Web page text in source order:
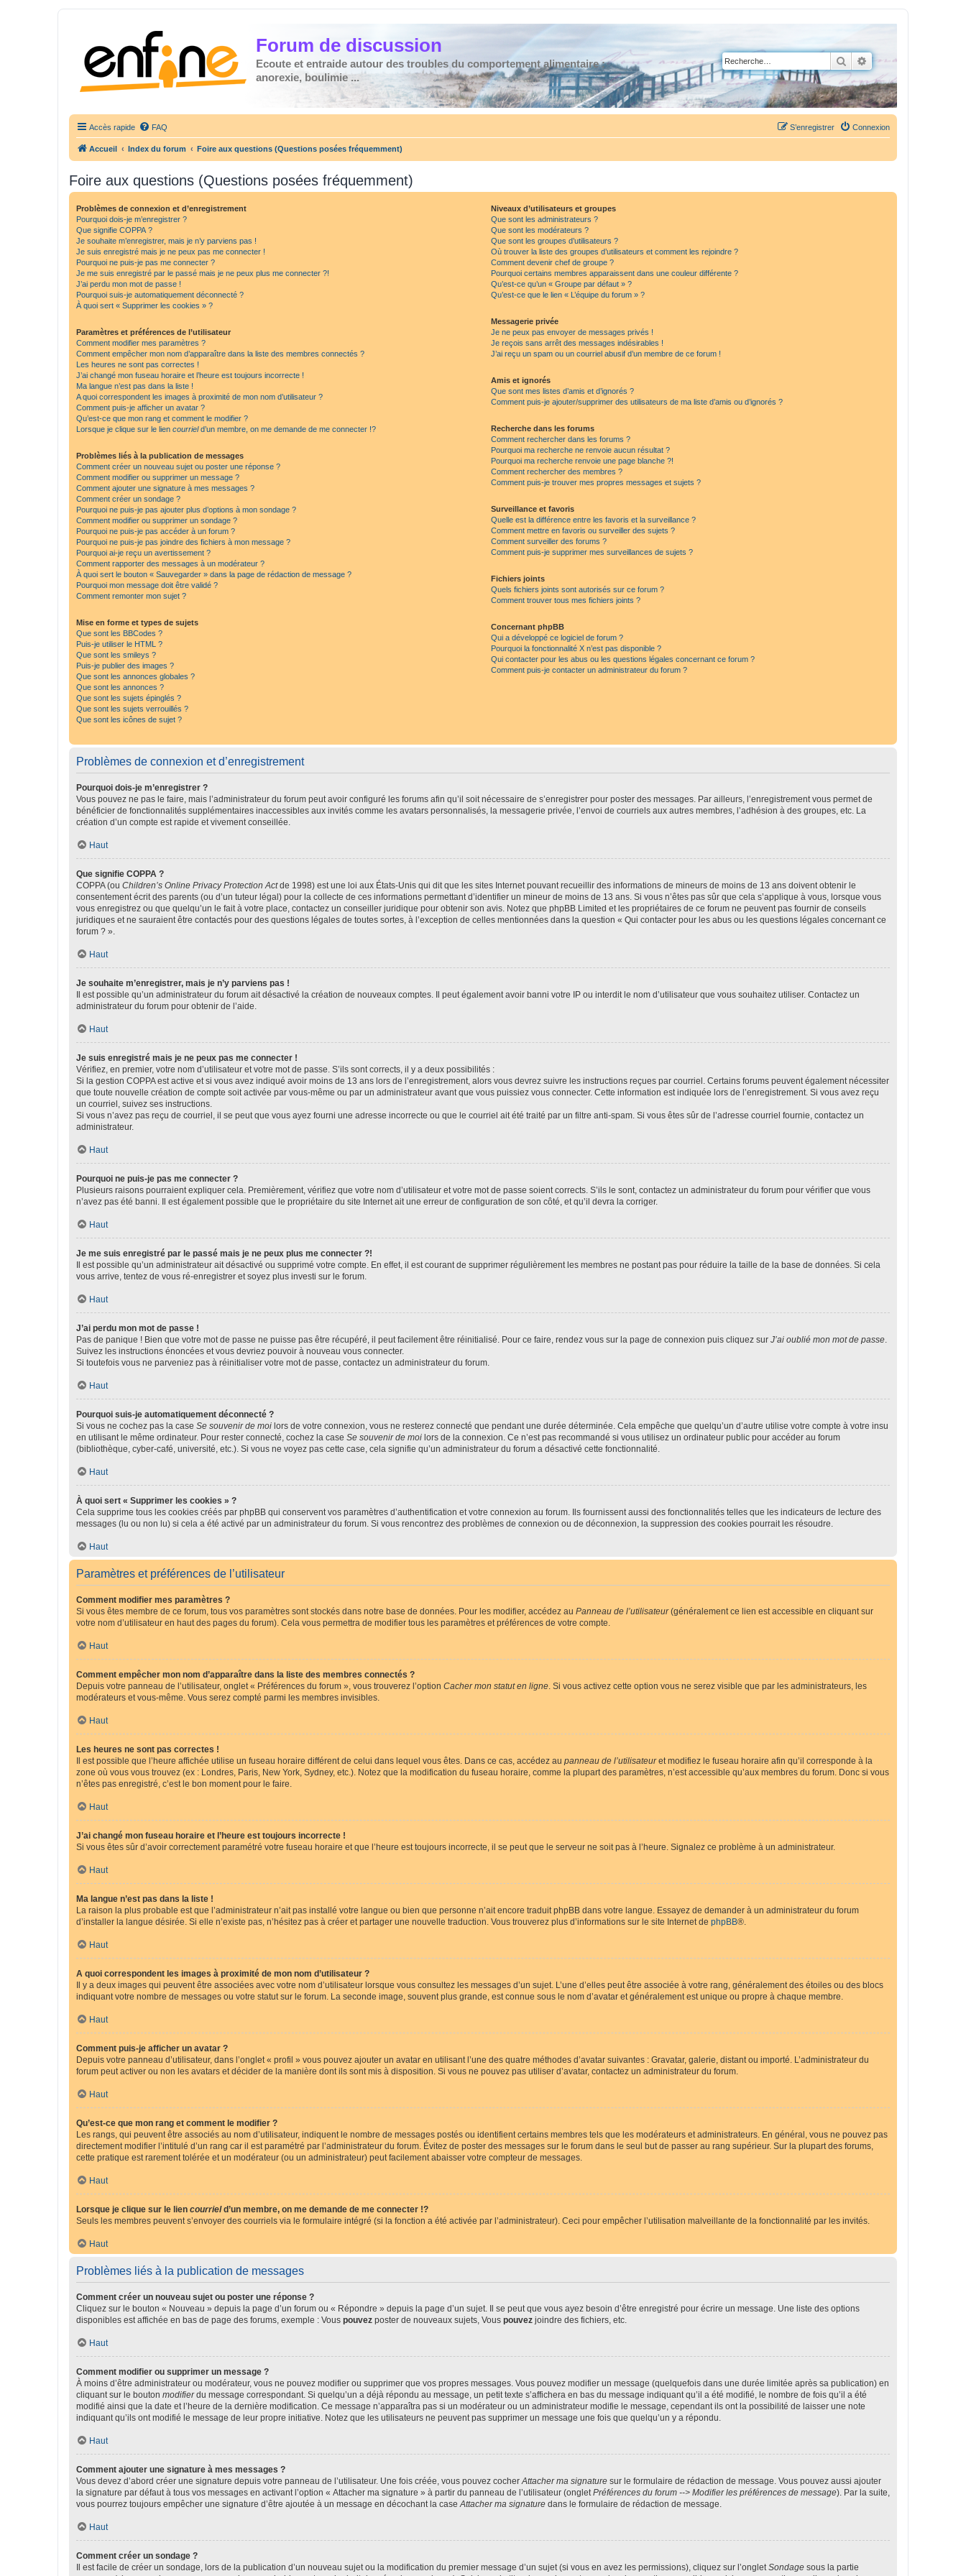
Forum de discussion
Ecoute et entraide autour des troubles du comportement alimentaire :
anorexie, boulimie ...
Rechercher
Recherche avancée
Accès rapide FAQ Connexion
S’enregistrer
Accueil Index du forum Foire aux questions (Questions posées fréquemment)
Foire aux questions (Questions posées fréquemment)
Problèmes de connexion et d’enregistrement
Pourquoi dois-je m’enregistrer ?
Que signifie COPPA ?
Je souhaite m’enregistrer, mais je n’y parviens pas !
Je suis enregistré mais je ne peux pas me connecter !
Pourquoi ne puis-je pas me connecter ?
Je me suis enregistré par le passé mais je ne peux plus me connecter ?!
J’ai perdu mon mot de passe !
Pourquoi suis-je automatiquement déconnecté ?
À quoi sert « Supprimer les cookies » ?
Paramètres et préférences de l’utilisateur
Comment modifier mes paramètres ?
Comment empêcher mon nom d’apparaître dans la liste des membres connectés ?
Les heures ne sont pas correctes !
J’ai changé mon fuseau horaire et l’heure est toujours incorrecte !
Ma langue n’est pas dans la liste !
A quoi correspondent les images à proximité de mon nom d’utilisateur ?
Comment puis-je afficher un avatar ?
Qu’est-ce que mon rang et comment le modifier ?
Lorsque je clique sur le lien courrield’un membre, on me demande de me connecter !?
Problèmes liés à la publication de messages
Comment créer un nouveau sujet ou poster une réponse ?
Comment modifier ou supprimer un message ?
Comment ajouter une signature à mes messages ?
Comment créer un sondage ?
Pourquoi ne puis-je pas ajouter plus d’options à mon sondage ?
Comment modifier ou supprimer un sondage ?
Pourquoi ne puis-je pas accéder à un forum ?
Pourquoi ne puis-je pas joindre des fichiers à mon message ?
Pourquoi ai-je reçu un avertissement ?
Comment rapporter des messages à un modérateur ?
À quoi sert le bouton « Sauvegarder » dans la page de rédaction de message ?
Pourquoi mon message doit être validé ?
Comment remonter mon sujet ?
Mise en forme et types de sujets
Que sont les BBCodes ?
Puis-je utiliser le HTML ?
Que sont les smileys ?
Puis-je publier des images ?
Que sont les annonces globales ?
Que sont les annonces ?
Que sont les sujets épinglés ?
Que sont les sujets verrouillés ?
Que sont les icônes de sujet ?
Niveaux d’utilisateurs et groupes
Que sont les administrateurs ?
Que sont les modérateurs ?
Que sont les groupes d’utilisateurs ?
Où trouver la liste des groupes d’utilisateurs et comment les rejoindre ?
Comment devenir chef de groupe ?
Pourquoi certains membres apparaissent dans une couleur différente ?
Qu’est-ce qu’un « Groupe par défaut » ?
Qu’est-ce que le lien « L’équipe du forum » ?
Messagerie privée
Je ne peux pas envoyer de messages privés !
Je reçois sans arrêt des messages indésirables !
J’ai reçu un spam ou un courriel abusif d’un membre de ce forum !
Amis et ignorés
Que sont mes listes d’amis et d’ignorés ?
Comment puis-je ajouter/supprimer des utilisateurs de ma liste d’amis ou d’ignorés ?
Recherche dans les forums
Comment rechercher dans les forums ?
Pourquoi ma recherche ne renvoie aucun résultat ?
Pourquoi ma recherche renvoie une page blanche ?!
Comment rechercher des membres ?
Comment puis-je trouver mes propres messages et sujets ?
Surveillance et favoris
Quelle est la différence entre les favoris et la surveillance ?
Comment mettre en favoris ou surveiller des sujets ?
Comment surveiller des forums ?
Comment puis-je supprimer mes surveillances de sujets ?
Fichiers joints
Quels fichiers joints sont autorisés sur ce forum ?
Comment trouver tous mes fichiers joints ?
Concernant phpBB
Qui a développé ce logiciel de forum ?
Pourquoi la fonctionnalité X n’est pas disponible ?
Qui contacter pour les abus ou les questions légales concernant ce forum ?
Comment puis-je contacter un administrateur du forum ?
Problèmes de connexion et d’enregistrement
Pourquoi dois-je m’enregistrer ?
Vous pouvez ne pas le faire, mais l’administrateur du forum peut avoir configuré les forums afin qu’il soit nécessaire de s’enregistrer pour poster des messages. Par ailleurs, l’enregistrement vous permet de
bénéficier de fonctionnalités supplémentaires inaccessibles aux invités comme les avatars personnalisés, la messagerie privée, l’envoi de courriels aux autres membres, l’adhésion à des groupes, etc. La
création d’un compte est rapide et vivement conseillée.
Haut
Que signifie COPPA ?
COPPA (ou Children’s Online Privacy Protection Actde 1998) est une loi aux États-Unis qui dit que les sites Internet pouvant recueillir des informations de mineurs de moins de 13 ans doivent obtenir le
consentement écrit des parents (ou d’un tuteur légal) pour la collecte de ces informations permettant d’identifier un mineur de moins de 13 ans. Si vous n’êtes pas sûr que cela s’applique à vous, lorsque vous
vous enregistrez ou que quelqu’un le fait à votre place, contactez un conseiller juridique pour obtenir son avis. Notez que phpBB Limited et les propriétaires de ce forum ne peuvent pas fournir de conseils
juridiques et ne sauraient être contactés pour des questions légales de toutes sortes, à l’exception de celles mentionnées dans la question « Qui contacter pour les abus ou les questions légales concernant ce
forum ? ».
Haut
Je souhaite m’enregistrer, mais je n’y parviens pas !
Il est possible qu’un administrateur du forum ait désactivé la création de nouveaux comptes. Il peut également avoir banni votre IP ou interdit le nom d’utilisateur que vous souhaitez utiliser. Contactez un
administrateur du forum pour obtenir de l’aide.
Haut
Je suis enregistré mais je ne peux pas me connecter !
Vérifiez, en premier, votre nom d’utilisateur et votre mot de passe. S’ils sont corrects, il y a deux possibilités :
Si la gestion COPPA est active et si vous avez indiqué avoir moins de 13 ans lors de l’enregistrement, alors vous devrez suivre les instructions reçues par courriel. Certains forums peuvent également nécessiter
que toute nouvelle création de compte soit activée par vous-même ou par un administrateur avant que vous puissiez vous connecter. Cette information est indiquée lors de l’enregistrement. Si vous avez reçu
un courriel, suivez ses instructions.
Si vous n’avez pas reçu de courriel, il se peut que vous ayez fourni une adresse incorrecte ou que le courriel ait été traité par un filtre anti-spam. Si vous êtes sûr de l’adresse courriel fournie, contactez un
administrateur.
Haut
Pourquoi ne puis-je pas me connecter ?
Plusieurs raisons pourraient expliquer cela. Premièrement, vérifiez que votre nom d’utilisateur et votre mot de passe soient corrects. S’ils le sont, contactez un administrateur du forum pour vérifier que vous
n’avez pas été banni. Il est également possible que le propriétaire du site Internet ait une erreur de configuration de son côté, et qu’il devra la corriger.
Haut
Je me suis enregistré par le passé mais je ne peux plus me connecter ?!
Il est possible qu’un administrateur ait désactivé ou supprimé votre compte. En effet, il est courant de supprimer régulièrement les membres ne postant pas pour réduire la taille de la base de données. Si cela
vous arrive, tentez de vous ré-enregistrer et soyez plus investi sur le forum.
Haut
J’ai perdu mon mot de passe !
Pas de panique ! Bien que votre mot de passe ne puisse pas être récupéré, il peut facilement être réinitialisé. Pour ce faire, rendez vous sur la page de connexion puis cliquez sur J’ai oublié mon mot de passe.
Suivez les instructions énoncées et vous devriez pouvoir à nouveau vous connecter.
Si toutefois vous ne parveniez pas à réinitialiser votre mot de passe, contactez un administrateur du forum.
Haut
Pourquoi suis-je automatiquement déconnecté ?
Si vous ne cochez pas la case Se souvenir de moi lors de votre connexion, vous ne resterez connecté que pendant une durée déterminée. Cela empêche que quelqu’un d’autre utilise votre compte à votre insu
en utilisant le même ordinateur. Pour rester connecté, cochez la case Se souvenir de moi lors de la connexion. Ce n’est pas recommandé si vous utilisez un ordinateur public pour accéder au forum
(bibliothèque, cyber-café, université, etc.). Si vous ne voyez pas cette case, cela signifie qu’un administrateur du forum a désactivé cette fonctionnalité.
Haut
À quoi sert « Supprimer les cookies » ?
Cela supprime tous les cookies créés par phpBB qui conservent vos paramètres d’authentification et votre connexion au forum. Ils fournissent aussi des fonctionnalités telles que les indicateurs de lecture des
messages (lu ou non lu) si cela a été activé par un administrateur du forum. Si vous rencontrez des problèmes de connexion ou de déconnexion, la suppression des cookies pourrait les résoudre.
Haut
Paramètres et préférences de l’utilisateur
Comment modifier mes paramètres ?
Si vous êtes membre de ce forum, tous vos paramètres sont stockés dans notre base de données. Pour les modifier, accédez au Panneau de l’utilisateur(généralement ce lien est accessible en cliquant sur
votre nom d’utilisateur en haut des pages du forum). Cela vous permettra de modifier tous les paramètres et préférences de votre compte.
Haut
Comment empêcher mon nom d’apparaître dans la liste des membres connectés ?
Depuis votre panneau de l’utilisateur, onglet « Préférences du forum », vous trouverez l’option Cacher mon statut en ligne. Si vous activez cette option vous ne serez visible que par les administrateurs, les
modérateurs et vous-même. Vous serez compté parmi les membres invisibles.
Haut
Les heures ne sont pas correctes !
Il est possible que l’heure affichée utilise un fuseau horaire différent de celui dans lequel vous êtes. Dans ce cas, accédez au panneau de l’utilisateuret modifiez le fuseau horaire afin qu’il corresponde à la
zone où vous vous trouvez (ex : Londres, Paris, New York, Sydney, etc.). Notez que la modification du fuseau horaire, comme la plupart des paramètres, n’est accessible qu’aux membres du forum. Donc si vous
n’êtes pas enregistré, c’est le bon moment pour le faire.
Haut
J’ai changé mon fuseau horaire et l’heure est toujours incorrecte !
Si vous êtes sûr d’avoir correctement paramétré votre fuseau horaire et que l’heure est toujours incorrecte, il se peut que le serveur ne soit pas à l’heure. Signalez ce problème à un administrateur.
Haut
Ma langue n’est pas dans la liste !
La raison la plus probable est que l’administrateur n’ait pas installé votre langue ou bien que personne n’ait encore traduit phpBB dans votre langue. Essayez de demander à un administrateur du forum
d’installer la langue désirée. Si elle n’existe pas, n’hésitez pas à créer et partager une nouvelle traduction. Vous trouverez plus d’informations sur le site Internet de phpBB®.
Haut
A quoi correspondent les images à proximité de mon nom d’utilisateur ?
Il y a deux images qui peuvent être associées avec votre nom d’utilisateur lorsque vous consultez les messages d’un sujet. L’une d’elles peut être associée à votre rang, généralement des étoiles ou des blocs
indiquant votre nombre de messages ou votre statut sur le forum. La seconde image, souvent plus grande, est connue sous le nom d’avatar et généralement est unique ou propre à chaque membre.
Haut
Comment puis-je afficher un avatar ?
Depuis votre panneau d’utilisateur, dans l’onglet « profil » vous pouvez ajouter un avatar en utilisant l’une des quatre méthodes d’avatar suivantes : Gravatar, galerie, distant ou importé. L’administrateur du
forum peut activer ou non les avatars et décider de la manière dont ils sont mis à disposition. Si vous ne pouvez pas utiliser d’avatar, contactez un administrateur du forum.
Haut
Qu’est-ce que mon rang et comment le modifier ?
Les rangs, qui peuvent être associés au nom d’utilisateur, indiquent le nombre de messages postés ou identifient certains membres tels que les modérateurs et administrateurs. En général, vous ne pouvez pas
directement modifier l’intitulé d’un rang car il est paramétré par l’administrateur du forum. Évitez de poster des messages sur le forum dans le seul but de passer au rang supérieur. Sur la plupart des forums,
cette pratique est rarement tolérée et un modérateur (ou un administrateur) peut facilement abaisser votre compteur de messages.
Haut
Lorsque je clique sur le lien courrield’un membre, on me demande de me connecter !?
Seuls les membres peuvent s’envoyer des courriels via le formulaire intégré (si la fonction a été activée par l’administrateur). Ceci pour empêcher l’utilisation malveillante de la fonctionnalité par les invités.
Haut
Problèmes liés à la publication de messages
Comment créer un nouveau sujet ou poster une réponse ?
Cliquez sur le bouton « Nouveau » depuis la page d’un forum ou « Répondre » depuis la page d’un sujet. Il se peut que vous ayez besoin d’être enregistré pour écrire un message. Une liste des options
disponibles est affichée en bas de page des forums, exemple : Vous pouvez poster de nouveaux sujets, Vous pouvez joindre des fichiers, etc.
Haut
Comment modifier ou supprimer un message ?
À moins d’être administrateur ou modérateur, vous ne pouvez modifier ou supprimer que vos propres messages. Vous pouvez modifier un message (quelquefois dans une durée limitée après sa publication) en
cliquant sur le bouton modifierdu message correspondant. Si quelqu’un a déjà répondu au message, un petit texte s’affichera en bas du message indiquant qu’il a été modifié, le nombre de fois qu’il a été
modifié ainsi que la date et l’heure de la dernière modification. Ce message n’apparaîtra pas si un modérateur ou un administrateur modifie le message, cependant ils ont la possibilité de laisser une note
indiquant qu’ils ont modifié le message de leur propre initiative. Notez que les utilisateurs ne peuvent pas supprimer un message une fois que quelqu’un y a répondu.
Haut
Comment ajouter une signature à mes messages ?
Vous devez d’abord créer une signature depuis votre panneau de l’utilisateur. Une fois créée, vous pouvez cocherAttacher ma signature sur le formulaire de rédaction de message. Vous pouvez aussi ajouter
la signature par défaut à tous vos messages en activant l’option « Attacher ma signature » à partir du panneau de l’utilisateur (ongletPréférences du forum --> Modifier les préférences de message). Par la suite,
vous pourrez toujours empêcher une signature d’être ajoutée à un message en décochant la caseAttacher ma signature dans le formulaire de rédaction de message.
Haut
Comment créer un sondage ?
Il est facile de créer un sondage, lors de la publication d’un nouveau sujet ou la modification du premier message d’un sujet (si vous en avez les permissions), cliquez sur l’ongletSondage sous la partie